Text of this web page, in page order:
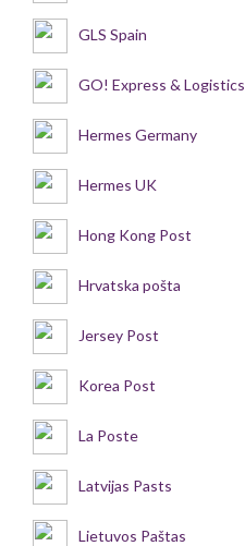
GLS Spain
GO! Express & Logistics
Hermes Germany
Hermes UK
Hong Kong Post
Hrvatska pošta
Jersey Post
Korea Post
La Poste
Latvijas Pasts
Lietuvos Paštas